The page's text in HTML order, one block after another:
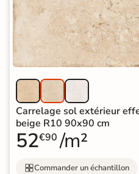
Carrelage sol extérieur
beige R10 90x90 cm
52€90 /m²
Commander un échantillon